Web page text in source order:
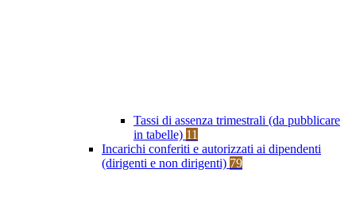
Tassi di assenza trimestrali (da pubblicare
in tabelle) 11
Incarichi conferiti e autorizzati ai dipendenti
(dirigenti e non dirigenti) 79